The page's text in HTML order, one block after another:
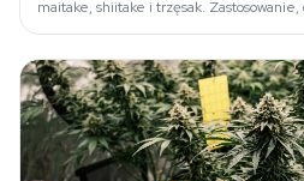
maitake, shiitake i trzęsak.